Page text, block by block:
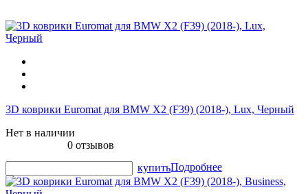
3D коврики Euromat для BMW X2 (F39) (2018-), Lux, Черный
Нет в наличии
0 отзывов
купитьПодробнее